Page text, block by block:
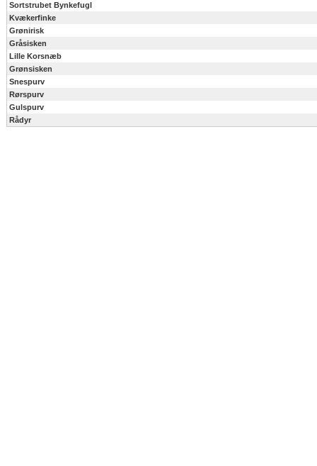
Sortstrubet Bynkefugl
Kvækerfinke
Grønirisk
Gråsisken
Lille Korsnæb
Grønsisken
Snespurv
Rørspurv
Gulspurv
Rådyr